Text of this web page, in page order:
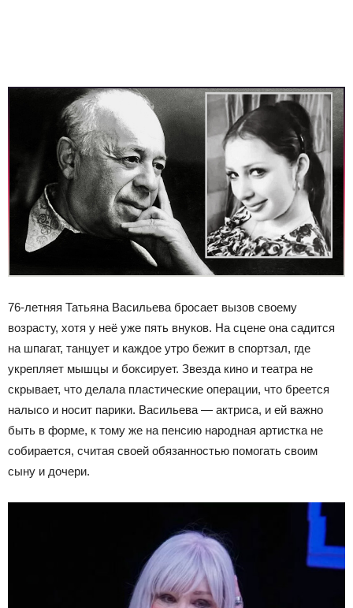
76-летняя Татьяна Васильева бросает вызов своему
возрасту, хотя у неё уже пять внуков. На сцене она садится
на шпагат, танцует и каждое утро бежит в спортзал, где
укрепляет мышцы и боксирует. Звезда кино и театра не
скрывает, что делала пластические операции, что бреется
налысо и носит парики. Васильева — актриса, и ей важно
быть в форме, к тому же на пенсию народная артистка не
собирается, считая своей обязанностью помогать своим
сыну и дочери.